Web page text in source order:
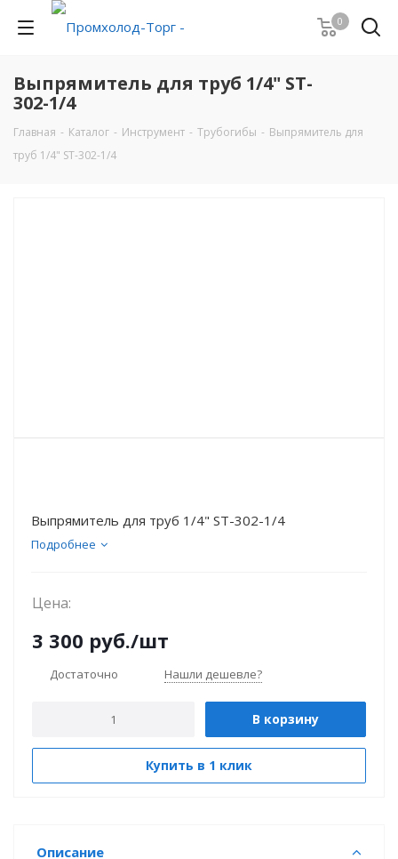
0
Выпрямитель для труб 1/4" ST-
302-1/4
Главная - Каталог - Инструмент - Трубогибы - Выпрямитель для
труб 1/4" ST-302-1/4
Выпрямитель для труб 1/4" ST-302-1/4
Подробнее
Цена:
3 300 руб./шт
Достаточно Нашли дешевле?
В корзину
Купить в 1 клик
Описание